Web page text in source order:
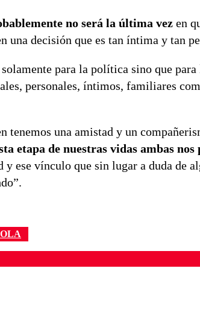
no será la última vez en
una decisión que es tan íntima y tan
para la política sino que
personales, íntimos, familiares
una amistad y un
etapa de nuestras vidas ambas
ese vínculo que sin lugar a duda de